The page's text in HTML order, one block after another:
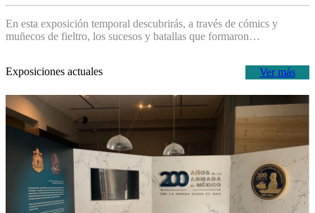
En esta exposición temporal descubrirás, a través de cómics y
muñecos de fieltro, los sucesos y batallas que formaron…
Ver más
Exposiciones actuales